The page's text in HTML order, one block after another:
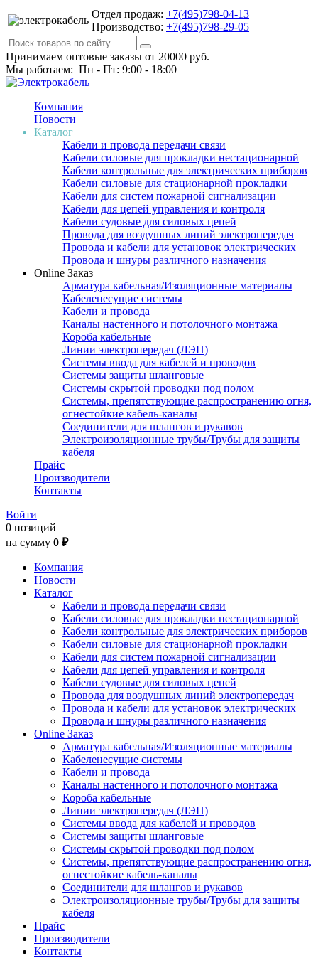
Отдел продаж: +7(495)798-04-13
Производство: +7(495)798-29-05
Принимаем оптовые заказы от 20000 руб.
Мы работаем: Пн - Пт: 9:00 - 18:00
Компания
Новости
Каталог
Кабели и провода передачи связи
Кабели силовые для прокладки нестационарной
Кабели контрольные для электрических приборов
Кабели силовые для стационарной прокладки
Кабели для систем пожарной сигнализации
Кабели для цепей управления и контроля
Кабели судовые для силовых цепей
Провода для воздушных линий электропередач
Провода и кабели для установок электрических
Провода и шнуры различного назначения
Online Заказ
Арматура кабельная/Изоляционные материалы
Кабеленесущие системы
Кабели и провода
Каналы настенного и потолочного монтажа
Короба кабельные
Линии электропередач (ЛЭП)
Системы ввода для кабелей и проводов
Системы защиты шланговые
Системы скрытой проводки под полом
Системы, препятствующие распространению огня,
огнестойкие кабель-каналы
Соединители для шлангов и рукавов
Электроизоляционные трубы/Трубы для защиты
кабеля
Прайс
Производители
Контакты
Войти
0 позиций
на сумму 0 ₽
Компания
Новости
Каталог
Кабели и провода передачи связи
Кабели силовые для прокладки нестационарной
Кабели контрольные для электрических приборов
Кабели силовые для стационарной прокладки
Кабели для систем пожарной сигнализации
Кабели для цепей управления и контроля
Кабели судовые для силовых цепей
Провода для воздушных линий электропередач
Провода и кабели для установок электрических
Провода и шнуры различного назначения
Online Заказ
Арматура кабельная/Изоляционные материалы
Кабеленесущие системы
Кабели и провода
Каналы настенного и потолочного монтажа
Короба кабельные
Линии электропередач (ЛЭП)
Системы ввода для кабелей и проводов
Системы защиты шланговые
Системы скрытой проводки под полом
Системы, препятствующие распространению огня,
огнестойкие кабель-каналы
Соединители для шлангов и рукавов
Электроизоляционные трубы/Трубы для защиты
кабеля
Прайс
Производители
Контакты